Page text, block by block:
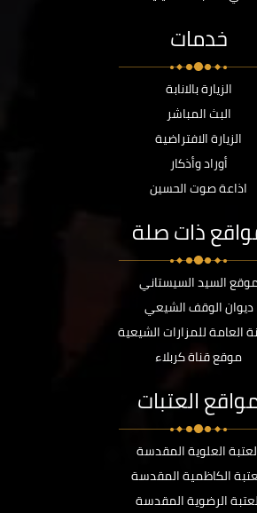
خدمات
الزيارة بالانابة
البث المباشر
الزيارة الافتراضية
أوراد وأذكار
اذاعة صوت الحسين
ذات صلة
السيد السيستاني
ديوان الوقف الشيعي
العامة للمزارات الشيعية
موقع قناة كربلاء
العتبات
العلوية المقدسة
الكاظمية المقدسة
الرضوية المقدسة